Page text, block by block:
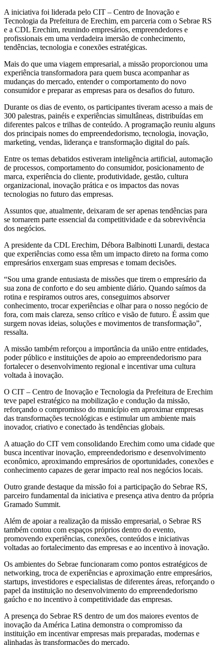
A iniciativa foi liderada pelo CIT – Centro de Inovação e
Tecnologia da Prefeitura de Erechim, em parceria com o Sebrae RS
e a CDL Erechim, reunindo empresários, empreendedores e
profissionais em uma verdadeira imersão de conhecimento,
tendências, tecnologia e conexões estratégicas.
Mais do que uma viagem empresarial, a missão proporcionou uma
experiência transformadora para quem busca acompanhar as
mudanças do mercado, entender o comportamento do novo
consumidor e preparar as empresas para os desafios do futuro.
Durante os dias de evento, os participantes tiveram acesso a mais de
300 palestras, painéis e experiências simultâneas, distribuídas em
diferentes palcos e trilhas de conteúdo. A programação reuniu alguns
dos principais nomes do empreendedorismo, tecnologia, inovação,
marketing, vendas, liderança e transformação digital do país.
Entre os temas debatidos estiveram inteligência artificial, automação
de processos, comportamento do consumidor, posicionamento de
marca, experiência do cliente, produtividade, gestão, cultura
organizacional, inovação prática e os impactos das novas
tecnologias no futuro das empresas.
Assuntos que, atualmente, deixaram de ser apenas tendências para
se tornarem parte essencial da competitividade e da sobrevivência
dos negócios.
A presidente da CDL Erechim, Débora Balbinotti Lunardi, destaca
que experiências como essa têm um impacto direto na forma como
empresários enxergam suas empresas e tomam decisões.
“Sou uma grande entusiasta de missões que tirem o empresário da
sua zona de conforto e do seu ambiente diário. Quando saímos da
rotina e respiramos outros ares, conseguimos absorver
conhecimento, trocar experiências e olhar para o nosso negócio de
fora, com mais clareza, senso crítico e visão de futuro. É assim que
surgem novas ideias, soluções e movimentos de transformação”,
ressalta.
A missão também reforçou a importância da união entre entidades,
poder público e instituições de apoio ao empreendedorismo para
fortalecer o desenvolvimento regional e incentivar uma cultura
voltada à inovação.
O CIT – Centro de Inovação e Tecnologia da Prefeitura de Erechim
teve papel estratégico na mobilização e condução da missão,
reforçando o compromisso do município em aproximar empresas
das transformações tecnológicas e estimular um ambiente mais
inovador, criativo e conectado às tendências globais.
A atuação do CIT vem consolidando Erechim como uma cidade que
busca incentivar inovação, empreendedorismo e desenvolvimento
econômico, aproximando empresários de oportunidades, conexões e
conhecimento capazes de gerar impacto real nos negócios locais.
Outro grande destaque da missão foi a participação do Sebrae RS,
parceiro fundamental da iniciativa e presença ativa dentro da própria
Gramado Summit.
Além de apoiar a realização da missão empresarial, o Sebrae RS
também contou com espaços próprios dentro do evento,
promovendo experiências, conexões, conteúdos e iniciativas
voltadas ao fortalecimento das empresas e ao incentivo à inovação.
Os ambientes do Sebrae funcionaram como pontos estratégicos de
networking, troca de experiências e aproximação entre empresários,
startups, investidores e especialistas de diferentes áreas, reforçando o
papel da instituição no desenvolvimento do empreendedorismo
gaúcho e no incentivo à competitividade das empresas.
A presença do Sebrae RS dentro de um dos maiores eventos de
inovação da América Latina demonstra o compromisso da
instituição em incentivar empresas mais preparadas, modernas e
alinhadas às transformações do mercado.